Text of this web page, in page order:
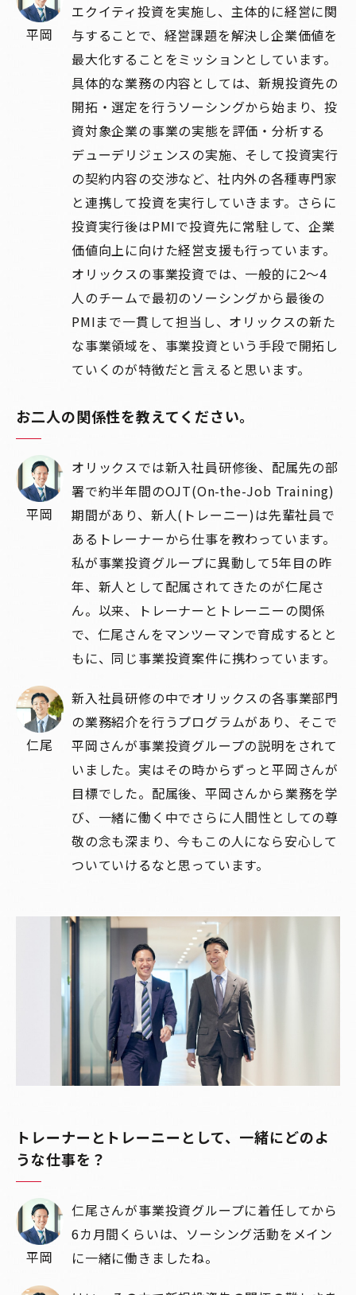
平岡
エクイティ投資を実施し、主体的に経営に関
与することで、経営課題を解決し企業価値を
最大化することをミッションとしています。
具体的な業務の内容としては、新規投資先の
開拓・選定を行うソーシングから始まり、投
資対象企業の事業の実態を評価・分析する
デューデリジェンスの実施、そして投資実行
の契約内容の交渉など、社内外の各種専門家
と連携して投資を実行していきます。さらに
投資実行後はPMIで投資先に常駐して、企業
価値向上に向けた経営支援も行っています。
オリックスの事業投資では、一般的に2～4
人のチームで最初のソーシングから最後の
PMIまで一貫して担当し、オリックスの新た
な事業領域を、事業投資という手段で開拓し
ていくのが特徴だと言えると思います。
お二人の関係性を教えてください。
平岡
オリックスでは新入社員研修後、配属先の部
署で約半年間のOJT(On-the-Job Training)
期間があり、新人(トレーニー)は先輩社員で
あるトレーナーから仕事を教わっています。
私が事業投資グループに異動して5年目の昨
年、新人として配属されてきたのが仁尾さ
ん。以来、トレーナーとトレーニーの関係
で、仁尾さんをマンツーマンで育成するとと
もに、同じ事業投資案件に携わっています。
仁尾
新入社員研修の中でオリックスの各事業部門
の業務紹介を行うプログラムがあり、そこで
平岡さんが事業投資グループの説明をされて
いました。実はその時からずっと平岡さんが
目標でした。配属後、平岡さんから業務を学
び、一緒に働く中でさらに人間性としての尊
敬の念も深まり、今もこの人になら安心して
ついていけるなと思っています。
トレーナーとトレーニーとして、一緒にどのよ
うな仕事を？
平岡
仁尾さんが事業投資グループに着任してから
6カ月間くらいは、ソーシング活動をメイン
に一緒に働きましたね。